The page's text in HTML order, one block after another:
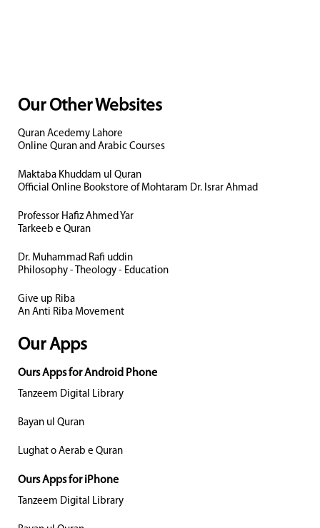
Our Other Websites
Quran Acedemy Lahore
Online Quran and Arabic Courses
Maktaba Khuddam ul Quran
Official Online Bookstore of Mohtaram Dr. Israr Ahmad
Professor Hafiz Ahmed Yar
Tarkeeb e Quran
Dr. Muhammad Rafi uddin
Philosophy - Theology - Education
Give up Riba
An Anti Riba Movement
Our Apps
Ours Apps for Android Phone
Tanzeem Digital Library
Bayan ul Quran
Lughat o Aerab e Quran
Ours Apps for iPhone
Tanzeem Digital Library